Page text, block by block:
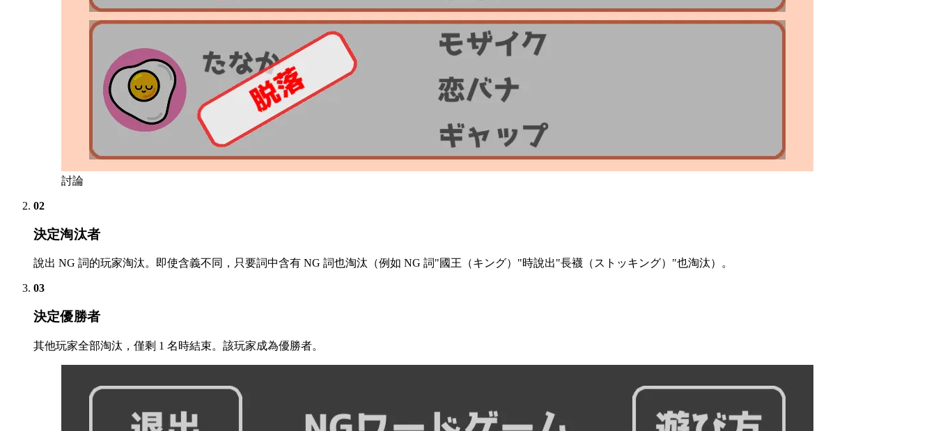
討論
02
決定淘汰者
說出 NG 詞的玩家淘汰。即使含義不同，只要詞中含有 NG 詞也淘汰（例如 NG 詞"國王（キング）"時說出"長襪（ストッキング）"也淘汰）。
03
決定優勝者
其他玩家全部淘汰，僅剩 1 名時結束。該玩家成為優勝者。